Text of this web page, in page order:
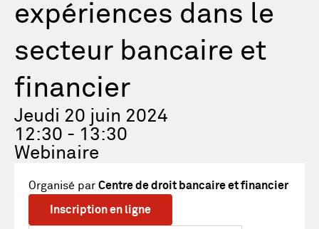
expériences dans le
secteur bancaire et
financier
Jeudi 20 juin 2024
12:30 - 13:30
Webinaire
Organisé par Centre de droit bancaire et financier
Inscription en ligne